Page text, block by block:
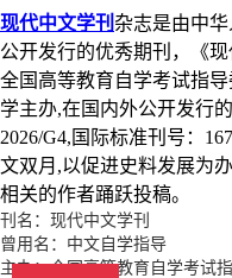
现代中文学刊 杂志是由中
公开发行的优秀期刊，《
全国高等教育自学考试指
学主办,在国内外公开发行
2026/G4,国际标准刊号：
文双月,以促进史料发展为
相关的作者踊跃投稿。
刊名：现代中文学刊
曾用名：中文自学指导
主办：全国高等教育自学考试